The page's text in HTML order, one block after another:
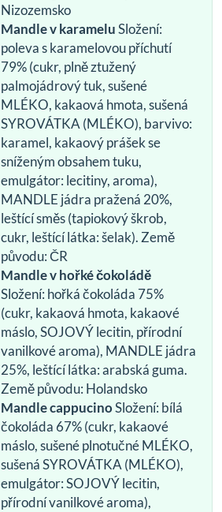
Nizozemsko
Mandle v karameluSložení:
poleva s karamelovou příchutí
79% (cukr, plně ztužený
palmojádrový tuk, sušené
MLÉKO, kakaová hmota, sušená
SYROVÁTKA (MLÉKO), barvivo:
karamel, kakaový prášek se
sníženým obsahem tuku,
emulgátor: lecitiny, aroma),
MANDLE jádra pražená 20%,
leštící směs (tapiokový škrob,
cukr, leštící látka: šelak). Země
původu: ČR
Mandle v hořké čokoládě
Složení: hořká čokoláda 75%
(cukr, kakaová hmota, kakaové
máslo, SOJOVÝ lecitin, přírodní
vanilkové aroma), MANDLE jádra
25%, leštící látka: arabská guma.
Země původu: Holandsko
Mandle cappucinoSložení: bílá
čokoláda 67% (cukr, kakaové
máslo, sušené plnotučné MLÉKO,
sušená SYROVÁTKA (MLÉKO),
emulgátor: SOJOVÝ lecitin,
přírodní vanilkové aroma),